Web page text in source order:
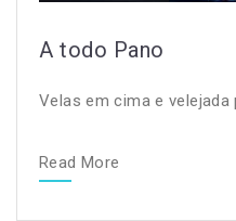
A todo Pano
Velas em cima e
Read More